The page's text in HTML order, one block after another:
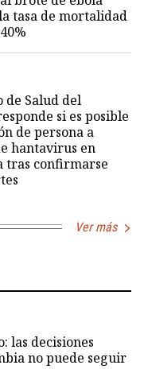
tasa de mortalidad
Salud del
si es posible
de persona a
hantavirus en
tras confirmarse
Ver más
las decisiones
no puede seguir